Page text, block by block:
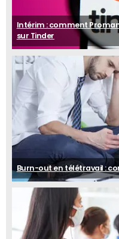
Intérim : comment
sur Tinder
Burn-out en télétravail :